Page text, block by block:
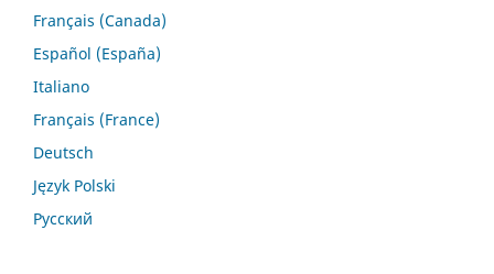
Français (Canada)
Español (España)
Italiano
Français (France)
Deutsch
Język Polski
Русский